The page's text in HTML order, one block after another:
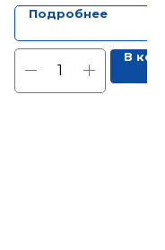
Подробнее
В